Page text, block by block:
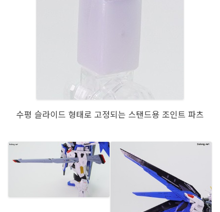
수평 슬라이드 형태로 고정되는 스탠드용 조인트 파츠